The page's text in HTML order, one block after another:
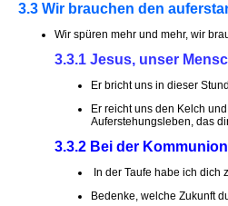
3.3 Wir brauchen den
Wir spüren mehr und mehr, wir
3.3.1 Jesus, unser
Er bricht uns in dieser
Er reicht uns den Kelch
Auferstehungsleben, das
3.3.2 Bei der
In der Taufe habe ich dich
Bedenke, welche Zukunft